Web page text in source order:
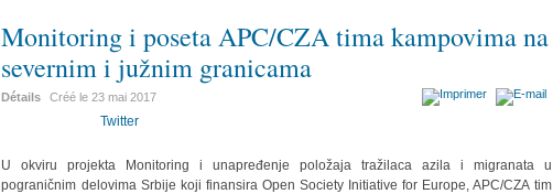
Monitoring i poseta APC/CZA tima kampovima na
severnim i južnim granicama
Détails Créé le23 mai 2017
Twitter
U okviru projekta Monitoring i unapređenje položaja tražilaca azila i migranata u
pograničnim delovima Srbije koji finansira Open Society Initiative for Europe, APC/CZA tim